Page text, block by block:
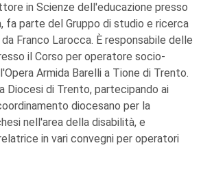
in Scienze dell'educazione presso
fa parte del Gruppo di studio e ricerca
Franco Larocca. È responsabile delle
il Corso per operatore socio-
Armida Barelli a Tione di Trento.
Diocesi di Trento, partecipando ai
diocesano per la
nell'area della disabilità, e
in vari convegni per operatori